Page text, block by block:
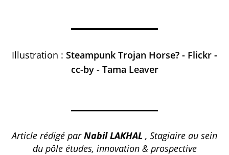
Illustration : Steampunk Trojan Horse? - Flickr -
cc-by - Tama Leaver
Article rédigé parNabil LAKHAL , Stagiaire au sein
du pôle études, innovation & prospective